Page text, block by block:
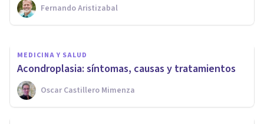
Fernando Aristizabal
Samuel Antonio Sánchez Amador
MEDICINA Y SALUD
Acondroplasia: síntomas, causas y tratamientos
Oscar Castillero Mimenza